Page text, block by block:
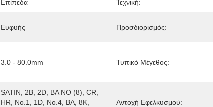
Επίπεδα Τεχνική:
Ευφυής Προσδιορισμός:
3.0 - 80.0mm Τυπικό Μέγεθος:
SATIN, 2B, 2D, BA NO (8), CR,
HR, No.1, 1D, No.4, BA, 8K,
Αντοχή Εφελκυσμού: